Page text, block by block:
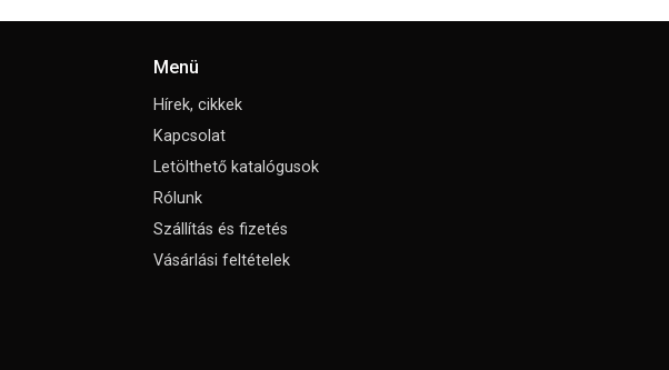
Menü
Hírek, cikkek
Kapcsolat
Letölthető katalógusok
Rólunk
Szállítás és fizetés
Vásárlási feltételek